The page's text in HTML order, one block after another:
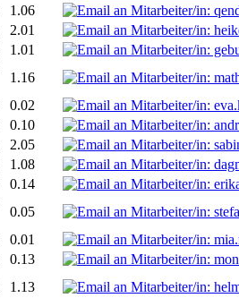
1.06
2.01
1.01
1.16
0.02
0.10
2.05
1.08
0.14
0.05
0.01
0.13
1.13